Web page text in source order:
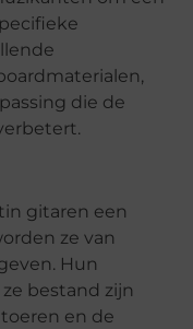
die de
gitaren een
ze van
Hun
bestand zijn
en de